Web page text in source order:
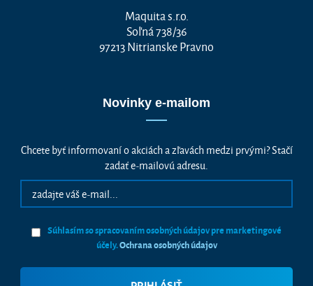
Maquita s.r.o.
Soľná 738/36
97213 Nitrianske Pravno
Novinky e-mailom
Chcete byť informovaní o akciách a zľavách medzi prvými? Stačí
zadať e-mailovú adresu.
Súhlasím so spracovaním osobných údajov pre marketingové
účely.Ochrana osobných údajov